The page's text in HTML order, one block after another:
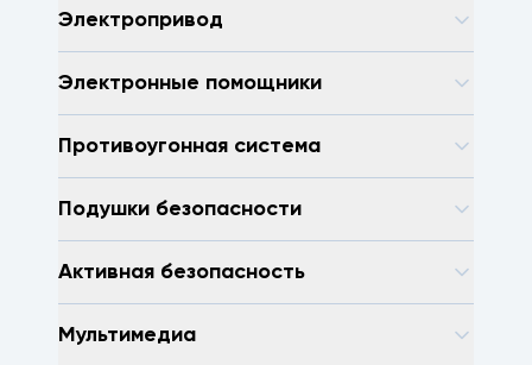
Электропривод
Электронные помощники
Противоугонная система
Подушки безопасности
Активная безопасность
Мультимедиа